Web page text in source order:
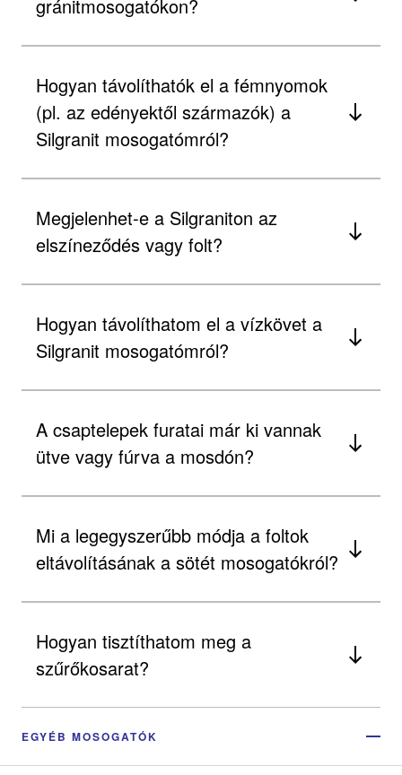
gránitmosogatókon?
Hogyan távolíthatók el a fémnyomok
(pl. az edényektől származók) a
Silgranit mosogatómról?
Megjelenhet-e a Silgraniton az
elszíneződés vagy folt?
Hogyan távolíthatom el a vízkövet a
Silgranit mosogatómról?
A csaptelepek furatai már ki vannak
ütve vagy fúrva a mosdón?
Mi a legegyszerűbb módja a foltok
eltávolításának a sötét mosogatókról?
Hogyan tisztíthatom meg a
szűrőkosarat?
EGYÉB MOSOGATÓK